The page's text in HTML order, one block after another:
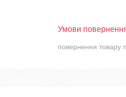
повернення товару